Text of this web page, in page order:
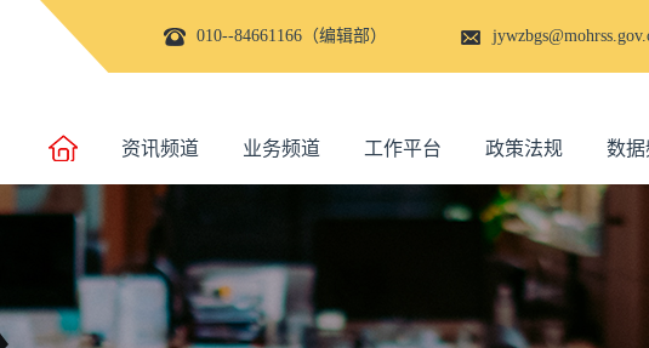
010--84661166（编辑部）
资讯频道 业务频道 工作平台 政策法规 数